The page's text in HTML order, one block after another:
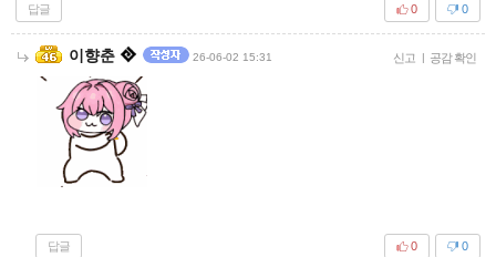
답글 0
0
이향춘 26-06-02 15:31 신고 | 공감 확인
답글 0
0